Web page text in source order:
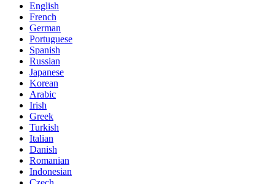
English
French
German
Portuguese
Spanish
Russian
Japanese
Korean
Arabic
Irish
Greek
Turkish
Italian
Danish
Romanian
Indonesian